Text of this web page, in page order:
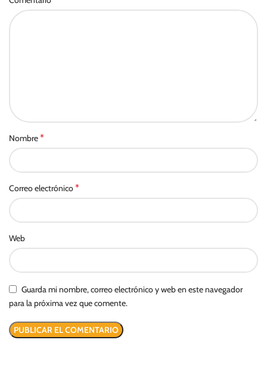
Nombre*
Correo electrónico*
Web
Guarda mi nombre, correo electrónico y web en este navegador
para la próxima vez que comente.